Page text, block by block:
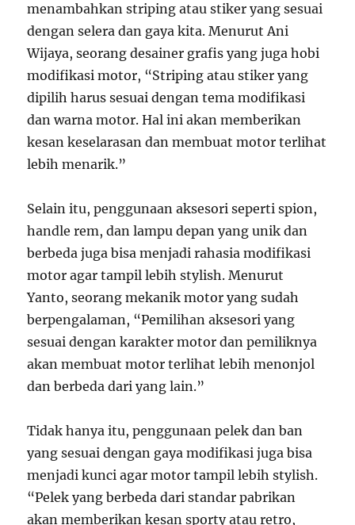
menambahkan striping atau stiker yang sesuai
dengan selera dan gaya kita. Menurut Ani
Wijaya, seorang desainer grafis yang juga hobi
modifikasi motor, “Striping atau stiker yang
dipilih harus sesuai dengan tema modifikasi
dan warna motor. Hal ini akan memberikan
kesan keselarasan dan membuat motor terlihat
lebih menarik.”
Selain itu, penggunaan aksesori seperti spion,
handle rem, dan lampu depan yang unik dan
berbeda juga bisa menjadi rahasia modifikasi
motor agar tampil lebih stylish. Menurut
Yanto, seorang mekanik motor yang sudah
berpengalaman, “Pemilihan aksesori yang
sesuai dengan karakter motor dan pemiliknya
akan membuat motor terlihat lebih menonjol
dan berbeda dari yang lain.”
Tidak hanya itu, penggunaan pelek dan ban
yang sesuai dengan gaya modifikasi juga bisa
menjadi kunci agar motor tampil lebih stylish.
“Pelek yang berbeda dari standar pabrikan
akan memberikan kesan sporty atau retro,